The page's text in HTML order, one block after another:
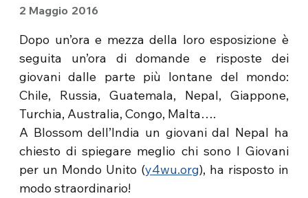
2 Maggio 2016
Dopo un’ora e mezza della loro esposizione è
seguita un’ora di domande e risposte dei
giovani dalle parte più lontane del mondo:
Chile, Russia, Guatemala, Nepal, Giappone,
Turchia, Australia, Congo, Malta….
A Blossom dell’India un giovani dal Nepal ha
chiesto di spiegare meglio chi sono I Giovani
per un Mondo Unito (y4wu.org), ha risposto in
modo straordinario!